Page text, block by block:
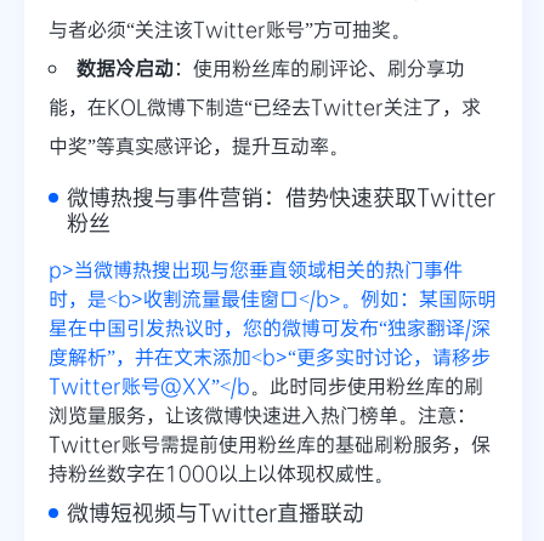
与者必须“关注该Twitter账号”方可抽奖。
数据冷启动：使用粉丝库的刷评论、刷分享功
能，在KOL微博下制造“已经去Twitter关注了，求
中奖”等真实感评论，提升互动率。
微博热搜与事件营销：借势快速获取Twitter
粉丝
p>当微博热搜出现与您垂直领域相关的热门事件
时，是<b>收割流量最佳窗口</b>。例如：某国际明
星在中国引发热议时，您的微博可发布“独家翻译/深
度解析”，并在文末添加<b>“更多实时讨论，请移步
Twitter账号@XX”</b。此时同步使用粉丝库的刷
浏览量服务，让该微博快速进入热门榜单。注意：
Twitter账号需提前使用粉丝库的基础刷粉服务，保
持粉丝数字在1000以上以体现权威性。
微博短视频与Twitter直播联动